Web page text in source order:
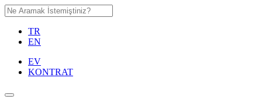
TR
EN
EV
KONTRAT